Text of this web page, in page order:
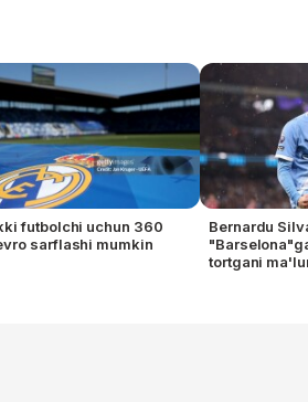
futbolchi uchun 360
sarflashi mumkin
Bernardu
tortgani